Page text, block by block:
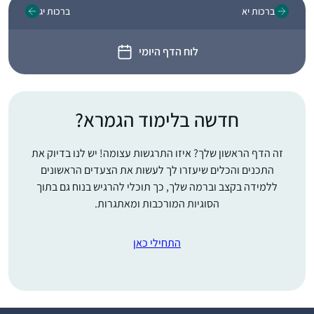
ברכות יא
לוח הדף היומי
ברכות יג
חדשה בלימוד הגמרא?
זה הדף הראשון שלך? איזו התרגשות עצומה! יש לנו בדיוק את
התכנים והכלים שיעזרו לך לעשות את הצעדים הראשונים
ללמידה בקצב וברמה שלך, כך תוכלי להרגיש בנוח גם בתוך
הסוגיות המורכבות ומאתגרות.
התחילי כאן